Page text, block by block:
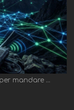
mandare ...